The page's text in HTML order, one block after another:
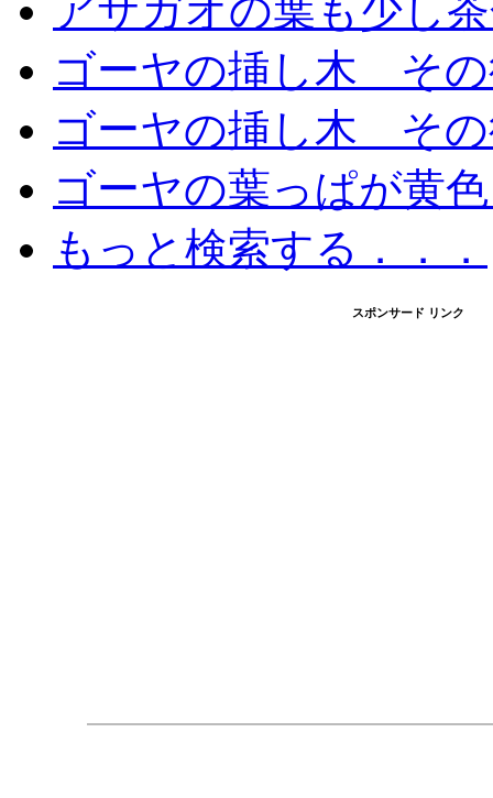
アサガオの葉も少し
ゴーヤの挿し木 そ
ゴーヤの挿し木 そ
ゴーヤの葉っぱが黄
もっと検索する．．．
スポンサード リンク